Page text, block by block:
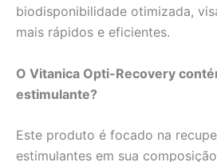
biodisponibilidade otimizada,
mais rápidos e eficientes.
O Vitanica Opti-Recovery
estimulante?
Este produto é focado na
estimulantes em sua